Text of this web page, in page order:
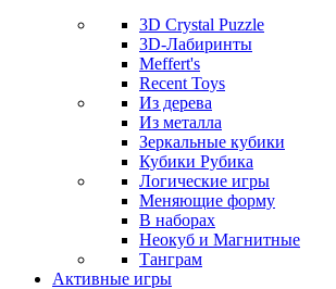
3D Crystal Puzzle
3D-Лабиринты
Meffert's
Recent Toys
Из дерева
Из металла
Зеркальные кубики
Кубики Рубика
Логические игры
Меняющие форму
В наборах
Неокуб и Магнитные
Танграм
Активные игры